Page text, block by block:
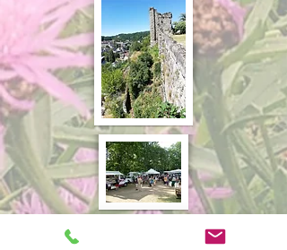
Peyrat la Nonière (23130) à l'étang de